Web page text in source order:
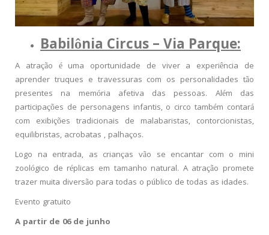
Babilônia Circus – Via Parque:
A atração é uma oportunidade de viver a experiência de
aprender truques e travessuras com os personalidades tão
presentes na memória afetiva das pessoas. Além das
participações de personagens infantis, o circo também contará
com exibições tradicionais de malabaristas, contorcionistas,
equilibristas, acrobatas , palhaços.
Logo na entrada, as crianças vão se encantar com o mini
zoológico de réplicas em tamanho natural. A atração promete
trazer muita diversão para todas o público de todas as idades.
Evento gratuito
A partir de 06 de junho